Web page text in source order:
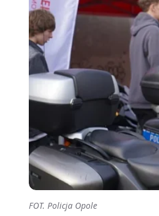
FOT. Policja Opole